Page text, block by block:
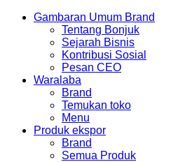
CloseGambaran Umum Brand
Tentang Bonjuk
Sejarah Bisnis
Kontribusi Sosial
Pesan CEO
Waralaba
Brand
Temukan toko
Menu
Produk ekspor
Brand
Semua Produk